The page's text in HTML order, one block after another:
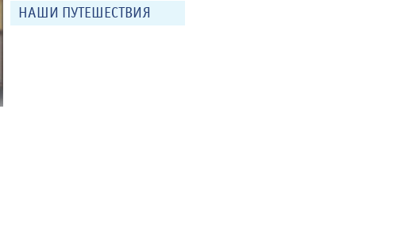
НАШИ ПУТЕШЕСТВИЯ